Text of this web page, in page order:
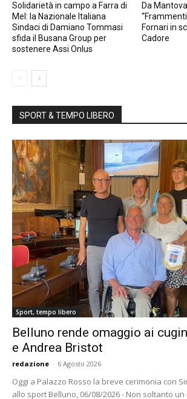
Solidarietà in campo a Farra di
Mel: la Nazionale Italiana
Sindaci di Damiano Tommasi
sfida il Busana Group per
sostenere Assi Onlus
Da
Fornari in
Cadore
SPORT & TEMPO LIBERO
Sport, tempo libero
Belluno rende omaggio ai
e Andrea Bristot
redazione - 6 Agosto 2026
Oggi a Palazzo Rosso la breve cerimonia con
allo sport Belluno, 06/08/2026 - Non soltanto